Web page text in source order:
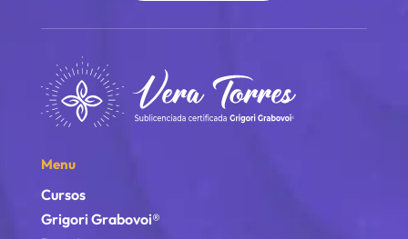
Menu
Cursos
Grigori Grabovoi®